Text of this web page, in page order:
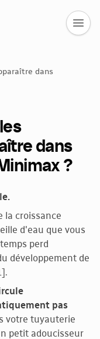
dans
dans
?
la croissance
d'eau que vous
perd
développement de
pas
votre tuyauterie
petit adoucisseur